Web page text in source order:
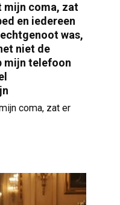
mijn coma, zat
en iedereen
was,
niet de
mijn telefoon
coma, zat er